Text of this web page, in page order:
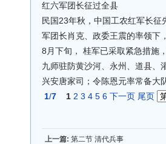
红六军团长征过全县
民国23年秋，中国工农红军长
军团长肖克、政委王震的率领下
8月下旬， 桂军已采取紧急措施
九师驻防黄沙河、永州、道县、
兴安唐家司；令陈恩元率常备大
1/7 1 2 3 4 5 6 下一页 尾页
上一篇: 第二节 清代兵事